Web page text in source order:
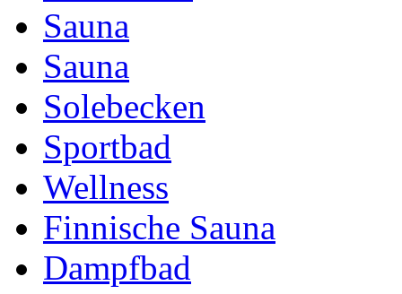
Sauna
Sauna
Solebecken
Sportbad
Wellness
Finnische Sauna
Dampfbad